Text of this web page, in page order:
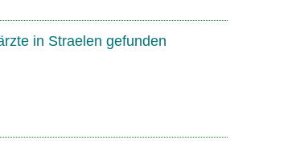
in Straelen gefunden